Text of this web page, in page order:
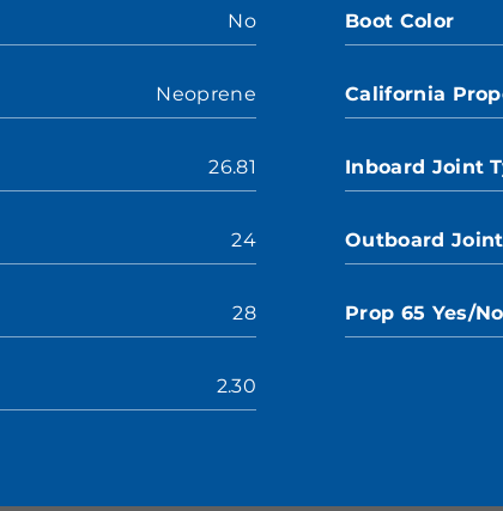
No
Neoprene
26.81
24
28
2.30
Boot Color
California
Inboard Joint
Outboard
Prop 65 Yes/No